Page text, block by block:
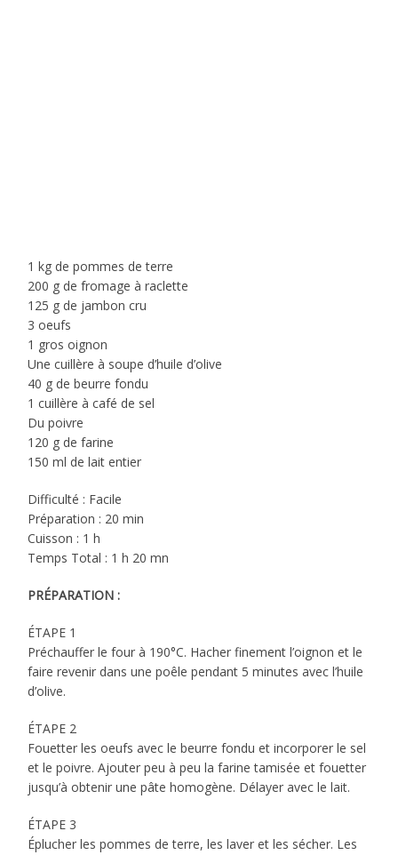
1 kg de pommes de terre
200 g de fromage à raclette
125 g de jambon cru
3 oeufs
1 gros oignon
Une cuillère à soupe d’huile d’olive
40 g de beurre fondu
1 cuillère à café de sel
Du poivre
120 g de farine
150 ml de lait entier
Difficulté : Facile
Préparation : 20 min
Cuisson : 1 h
Temps Total : 1 h 20 mn
PRÉPARATION :
ÉTAPE 1
Préchauffer le four à 190°C. Hacher finement l’oignon et le
faire revenir dans une poêle pendant 5 minutes avec l’huile
d’olive.
ÉTAPE 2
Fouetter les oeufs avec le beurre fondu et incorporer le sel
et le poivre. Ajouter peu à peu la farine tamisée et fouetter
jusqu’à obtenir une pâte homogène. Délayer avec le lait.
ÉTAPE 3
Éplucher les pommes de terre, les laver et les sécher. Les